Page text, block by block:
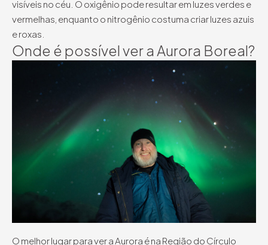
visíveis no céu. O oxigênio pode resultar em luzes verdes e
vermelhas, enquanto o nitrogênio costuma criar luzes azuis
e roxas.
Onde é possível ver a Aurora Boreal?
O melhor lugar para ver a Aurora é na Região do Círculo